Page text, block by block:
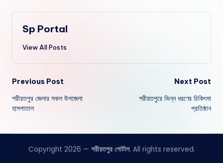
Sp Portal
View All Posts
Post
navigation
Previous Post
শরীয়তপুর জেলার সকল উপজেলা
হাসপাতাল
Next Post
শরীয়তপুরে ভিন্ন ধরণের চিকিৎসা
প্রতিষ্ঠান
Copyright 2026 — শরীয়তপুর পোর্টাল. All rights reserved.